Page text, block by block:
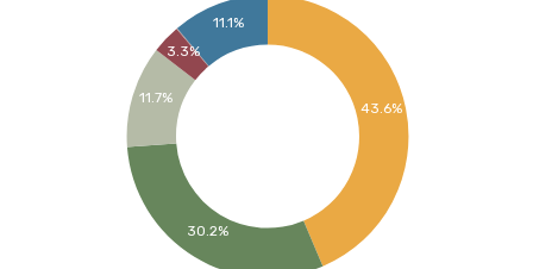
43.6%
30.2%
11.7%
3.3%
11.1%